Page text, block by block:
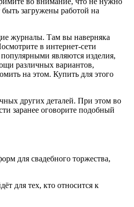
загружены работой на
журналы. Там вы наверняка
в интернет-сети
являются изделия,
различных вариантов,
на этом. Купить для этого
других деталей. При этом во
заранее оговорите подобный
для свадебного торжества,
для тех, кто относится к